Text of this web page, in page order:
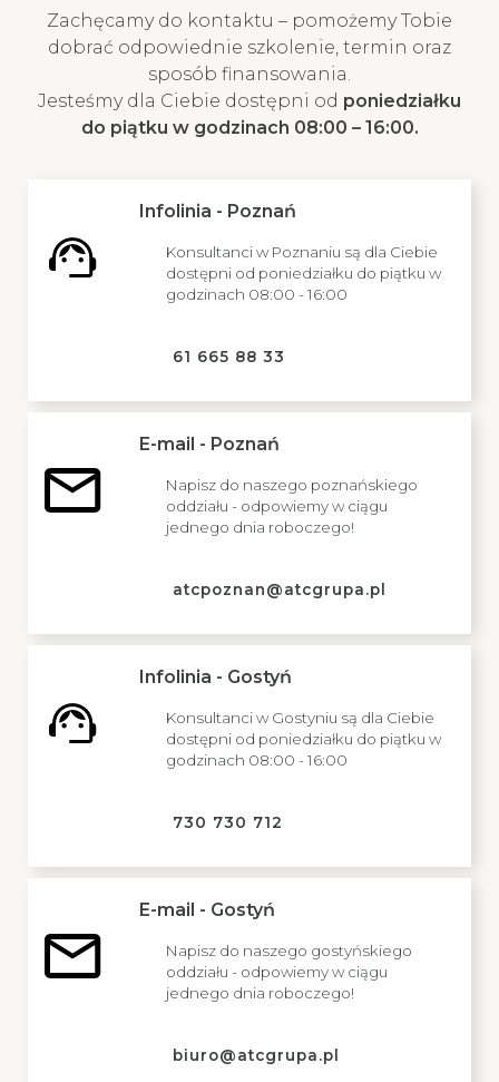
Zachęcamy do kontaktu – pomożemy Tobie
dobrać odpowiednie szkolenie, termin oraz
sposób finansowania.
Jesteśmy dla Ciebie dostępni od poniedziałku
do piątku w godzinach 08:00 – 16:00.
Infolinia - Poznań
Konsultanci w Poznaniu są dla Ciebie
dostępni od poniedziałku do piątku w
godzinach 08:00 - 16:00
61 665 88 33
E-mail - Poznań
Napisz do naszego poznańskiego
oddziału - odpowiemy w ciągu
jednego dnia roboczego!
atcpoznan@atcgrupa.pl
Infolinia - Gostyń
Konsultanci w Gostyniu są dla Ciebie
dostępni od poniedziałku do piątku w
godzinach 08:00 - 16:00
730 730 712
E-mail - Gostyń
Napisz do naszego gostyńskiego
oddziału - odpowiemy w ciągu
jednego dnia roboczego!
biuro@atcgrupa.pl